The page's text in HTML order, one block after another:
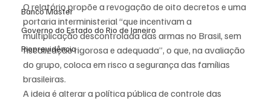
Banco Master
Governo do Estado do Rio de Janeiro
Rioprevidência
O relatório propõe a revogação de oito decretos e uma
portaria interministerial “que incentivam a
multiplicação descontrolada das armas no Brasil, sem
fiscalização rigorosa e adequada”, o que, na avaliação
do grupo, coloca em risco a segurança das famílias
brasileiras.
A ideia é alterar a política pública de controle das